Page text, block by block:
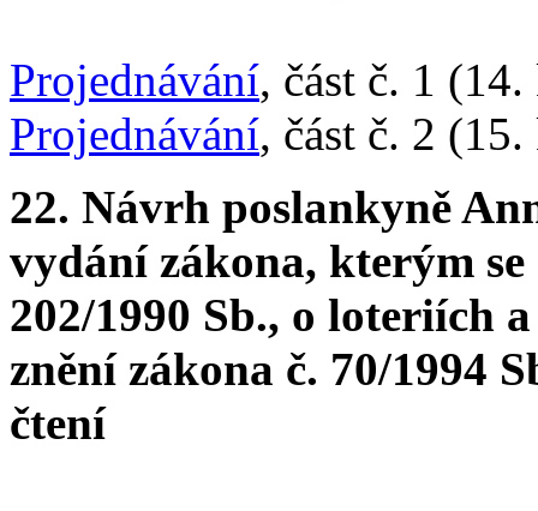
Projednávání, část č. 1
Projednávání, část č. 2
22. Návrh poslankyně
vydání zákona, kterým
202/1990 Sb., o loteriích
znění zákona č. 70/1994
čtení